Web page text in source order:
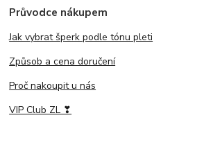
Průvodce nákupem
Jak vybrat šperk podle tónu pleti
Způsob a cena doručení
Proč nakoupit u nás
VIP Club ZL ❣